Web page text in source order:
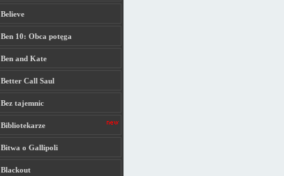
Believe
Ben 10: Obca potęga
Ben and Kate
Better Call Saul
Bez tajemnic
Bibliotekarze
Bitwa o Gallipoli
Blackout